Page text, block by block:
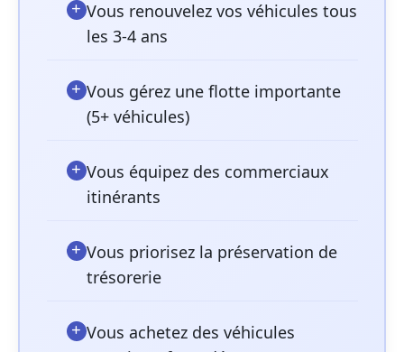
Vous renouvelez vos véhicules tous
les 3-4 ans
Vous gérez une flotte importante
(5+ véhicules)
Vous équipez des commerciaux
itinérants
Vous priorisez la préservation de
trésorerie
Vous achetez des véhicules